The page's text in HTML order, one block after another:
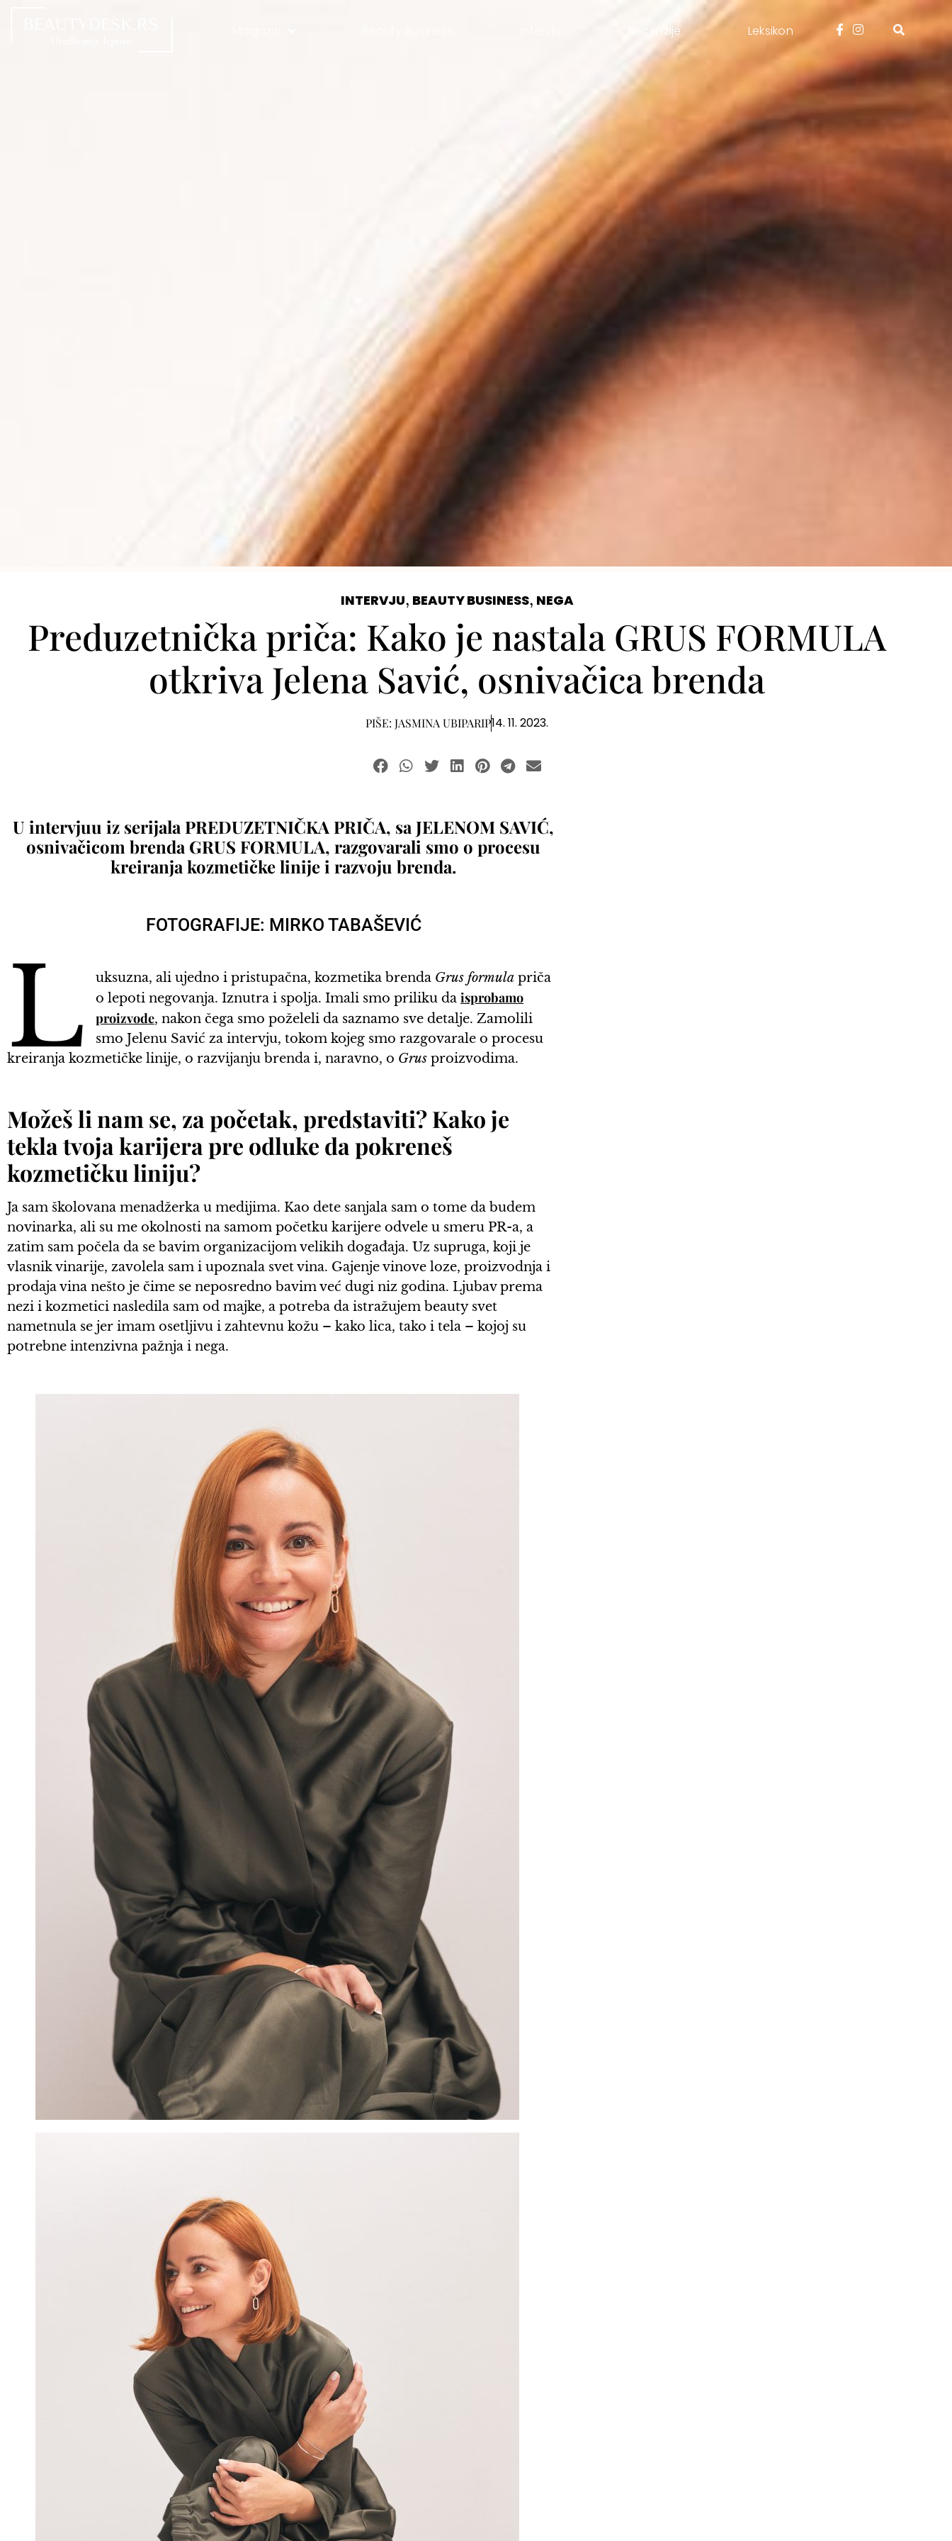
Recenzije Leksikon
INTERVJU, BEAUTY BUSINESS, NEGA
Preduzetnička priča: Kako je nastala GRUS FORMULA
otkriva Jelena Savić, osnivačica brenda
PIŠE: JASMINA UBIPARIP14. 11. 2023.
U intervjuu iz serijala PREDUZETNIČKA PRIČA, sa JELENOM SAVIĆ,
osnivačicom brenda GRUS FORMULA, razgovarali smo o procesu
kreiranja kozmetičke linije i razvoju brenda.
FOTOGRAFIJE: MIRKO TABAŠEVIĆ
L uksuzna, ali ujedno i pristupačna, kozmetika brenda Grus formula priča
o lepoti negovanja. Iznutra i spolja. Imali smo priliku daisprobamo
proizvode, nakon čega smo poželeli da saznamo sve detalje. Zamolili
smo Jelenu Savić za intervju, tokom kojeg smo razgovarale o procesu
kreiranja kozmetičke linije, o razvijanju brenda i, naravno, o Grus proizvodima.
Možeš li nam se, za početak, predstaviti? Kako je
tekla tvoja karijera pre odluke da pokreneš
kozmetičku liniju?
Ja sam školovana menadžerka u medijima. Kao dete sanjala sam o tome da budem
novinarka, ali su me okolnosti na samom početku karijere odvele u smeru PR-a, a
zatim sam počela da se bavim organizacijom velikih događaja. Uz supruga, koji je
vlasnik vinarije, zavolela sam i upoznala svet vina. Gajenje vinove loze, proizvodnja i
prodaja vina nešto je čime se neposredno bavim već dugi niz godina. Ljubav prema
nezi i kozmetici nasledila sam od majke, a potreba da istražujem beauty svet
nametnula se jer imam osetljivu i zahtevnu kožu – kako lica, tako i tela – kojoj su
potrebne intenzivna pažnja i nega.